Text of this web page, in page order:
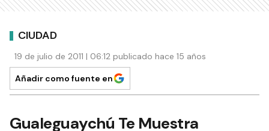
CIUDAD
19 de julio de 2011 | 06:12 publicado hace 15 años
Añadir como fuente en
Gualeguaychú Te Muestra